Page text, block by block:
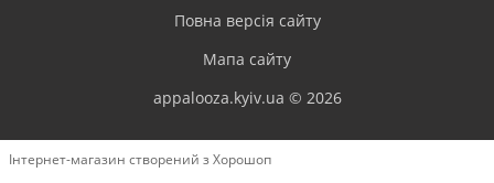
Повна версія сайту
Мапа сайту
appalooza.kyiv.ua © 2026
Інтернет-магазин створений з Хорошоп